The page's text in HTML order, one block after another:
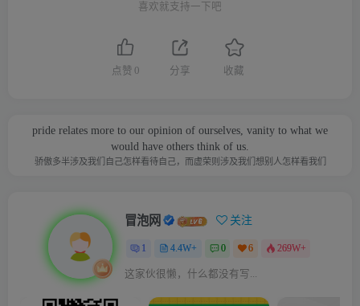
喜欢就支持一下吧
点赞 0 分享 收藏
pride relates more to our opinion of ourselves, vanity to what we
would have others think of us.
骄傲多半涉及我们自己怎样看待自己，而虚荣则涉及我们想别人怎样看我们
冒泡网 关注
1 4.4W+ 0 6 269W+
这家伙很懒，什么都没有写...